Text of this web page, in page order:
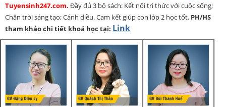
Tuyensinh247.com. Đầy đủ 3 bộ sách: Kết nối tri thức với cuộc sống;
Chân trời sáng tạo; Cánh diều. Cam kết giúp con lớp 2 học tốt. PH/HS
tham khảo chi tiết khoá học tại: Link